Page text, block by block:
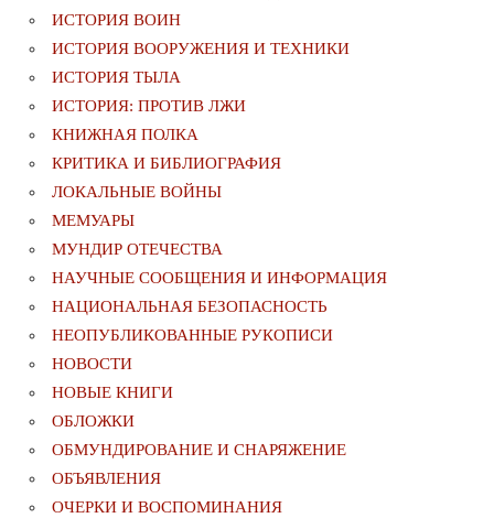
ИСТОРИЯ ВОИН
ИСТОРИЯ ВООРУЖЕНИЯ И ТЕХНИКИ
ИСТОРИЯ ТЫЛА
ИСТОРИЯ: ПРОТИВ ЛЖИ
КНИЖНАЯ ПОЛКА
КРИТИКА И БИБЛИОГРАФИЯ
ЛОКАЛЬНЫЕ ВОЙНЫ
МЕМУАРЫ
МУНДИР ОТЕЧЕСТВА
НАУЧНЫЕ СООБЩЕНИЯ И ИНФОРМАЦИЯ
НАЦИОНАЛЬНАЯ БЕЗОПАСНОСТЬ
НЕОПУБЛИКОВАННЫЕ РУКОПИСИ
НОВОСТИ
НОВЫЕ КНИГИ
ОБЛОЖКИ
ОБМУНДИРОВАНИЕ И СНАРЯЖЕНИЕ
ОБЪЯВЛЕНИЯ
ОЧЕРКИ И ВОСПОМИНАНИЯ